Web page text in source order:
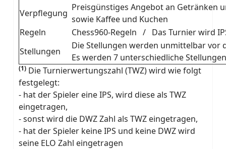
Verpflegung
Preisgünstiges Angebot an Getränken
sowie Kaffee und Kuchen
Regeln
Chess960-Regeln / Das Turnier wird
Stellungen
Die Stellungen werden unmittelbar vor
Es werden 7 unterschiedliche
(1) Die Turnierwertungszahl (TWZ) wird wie folgt
festgelegt:
- hat der Spieler eine IPS, wird diese als TWZ
eingetragen,
- sonst wird die DWZ Zahl als TWZ eingetragen,
- hat der Spieler keine IPS und keine DWZ wird
seine ELO Zahl eingetragen